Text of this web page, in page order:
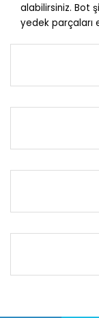
alabilirsiniz. Bot
yedek parçaları